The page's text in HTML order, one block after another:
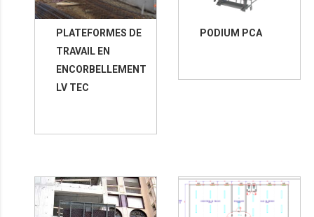
PLATEFORMES DE
TRAVAIL EN
ENCORBELLEMENT
LV TEC
PODIUM PCA